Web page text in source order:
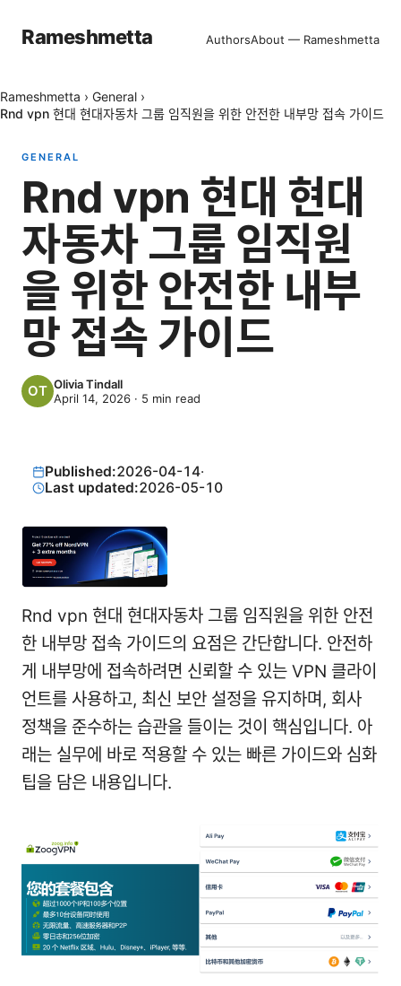
Rameshmetta AuthorsAbout — Rameshmetta
Rameshmetta › General ›
Rnd vpn 현대 현대자동차 그룹 임직원을 위한 안전한 내부망 접속 가이드
GENERAL
Rnd vpn 현대 현대
자동차 그룹 임직원
을 위한 안전한 내부
망 접속 가이드
Olivia Tindall
April 14, 2026 · 5 min read
Published:2026-04-14·
Last updated:2026-05-10
Rnd vpn 현대 현대자동차 그룹 임직원을 위한 안전
한 내부망 접속 가이드의 요점은 간단합니다. 안전하
게 내부망에 접속하려면 신뢰할 수 있는 VPN 클라이
언트를 사용하고, 최신 보안 설정을 유지하며, 회사
정책을 준수하는 습관을 들이는 것이 핵심입니다. 아
래는 실무에 바로 적용할 수 있는 빠른 가이드와 심화
팁을 담은 내용입니다.